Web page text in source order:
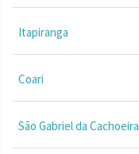
Itapiranga
Coari
São Gabriel da Cachoeira